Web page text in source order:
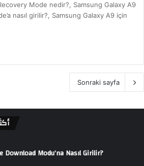
Mode nedir?, Samsung Galaxy A9
nasıl girilir?, Samsung Galaxy A9 için
Sonraki sayfa
Download Modu’na Nasıl Girilir?